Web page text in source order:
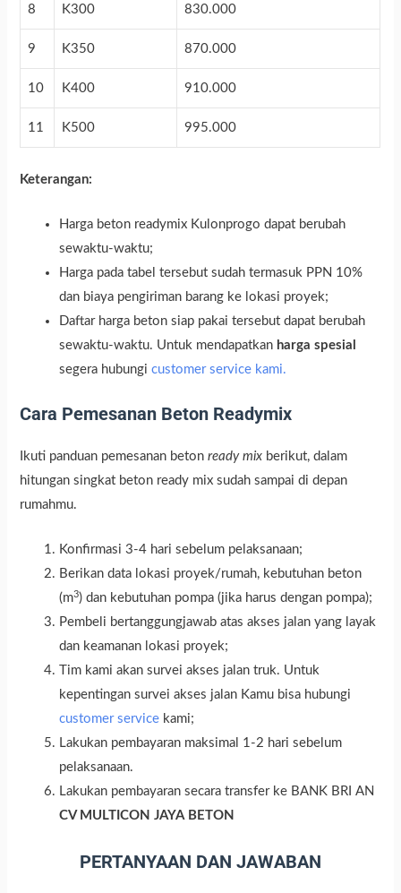
8 K300 830.000
9 K350 870.000
10 K400 910.000
11 K500 995.000
Keterangan:
Harga beton readymix Kulonprogo dapat berubah
sewaktu-waktu;
Harga pada tabel tersebut sudah termasuk PPN 10%
dan biaya pengiriman barang ke lokasi proyek;
Daftar harga beton siap pakai tersebut dapat berubah
sewaktu-waktu. Untuk mendapatkan harga spesial
segera hubungicustomer service kami.
Cara Pemesanan Beton Readymix
Ikuti panduan pemesanan betonready mix berikut, dalam
hitungan singkat beton ready mix sudah sampai di depan
rumahmu.
Konfirmasi 3-4 hari sebelum pelaksanaan;
Berikan data lokasi proyek/rumah, kebutuhan beton
(m3) dan kebutuhan pompa (jika harus dengan pompa);
Pembeli bertanggungjawab atas akses jalan yang layak
dan keamanan lokasi proyek;
Tim kami akan survei akses jalan truk. Untuk
kepentingan survei akses jalan Kamu bisa hubungi
customer service kami;
Lakukan pembayaran maksimal 1-2 hari sebelum
pelaksanaan.
Lakukan pembayaran secara transfer ke BANK BRI AN
CV MULTICON JAYA BETON
PERTANYAAN DAN JAWABAN